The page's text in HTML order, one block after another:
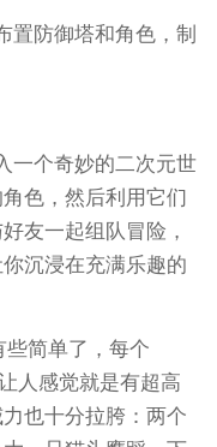
置防御塔和角色，制
一个奇妙的二次元世
色，然后利用它们
友一起组队冒险，
沉浸在充满乐趣的
些简单了，每个
人感觉就是有超高
也十分拉胯：两个